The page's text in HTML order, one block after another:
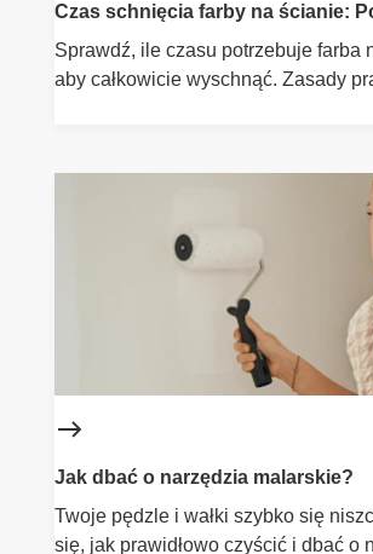
Czas schnięcia farby na ścianie:
Flügger
Sprawdź, ile czasu potrzebuje farba
aby całkowicie wyschnąć. Zasady
Jak dbać o narzędzia malarskie?
Twoje pędzle i wałki szybko się
się, jak prawidłowo czyścić i dbać o